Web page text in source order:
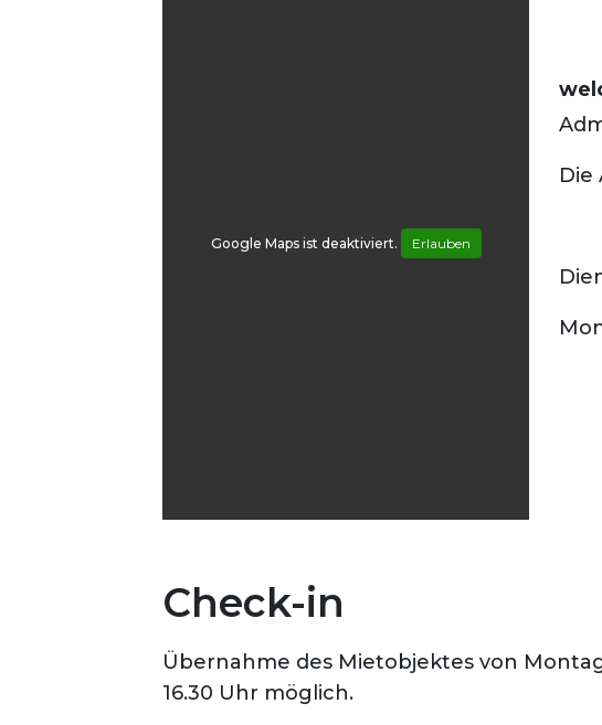
Anfrage
werden.
Google Maps ist deaktiviert. Erlauben
Die
Check-in
Übernahme des Mietobjektes von
16.30 Uhr möglich.